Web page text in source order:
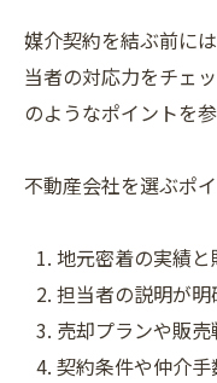
媒介契約を結ぶ前に
当者の対応力をチェ
のようなポイントを
不動産会社を選ぶポ
地元密着の実績
担当者の説明が
売却プランや販
契約条件や仲介